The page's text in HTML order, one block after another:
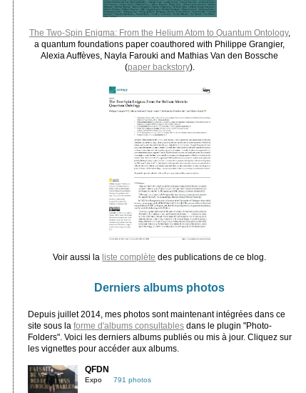
The Two-Spin Enigma: From the Helium Atom to Quantum Ontology,
a quantum foundations paper coauthored with Philippe Grangier,
Alexia Auffèves, Nayla Farouki and Mathias Van den Bossche
(paper backstory).
Voir aussi la liste complète des publications de ce blog.
Derniers albums photos
Depuis juillet 2014, mes photos sont maintenant intégrées dans ce
site sous la forme d'albums consultablesdans le plugin "Photo-
Folders". Voici les derniers albums publiés ou mis à jour. Cliquez sur
les vignettes pour accéder aux albums.
QFDN
Expo 791 photos